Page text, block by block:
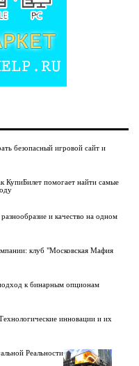
безопасный игровой сайт и
КупиБилет помогает найти самые
и качество на одном
клуб "Московская Мафия
к бинарным опционам
инновации и их
Реальности